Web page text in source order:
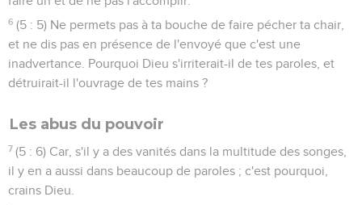
6 (5 : 5) Ne permets pas à ta bouche de faire pécher ta chair,
et ne dis pas en présence de l'envoyé que c'est une
inadvertance. Pourquoi Dieu s'irriterait-il de tes paroles, et
détruirait-il l'ouvrage de tes mains ?
Les abus du pouvoir
7 (5 : 6) Car, s'il y a des vanités dans la multitude des songes,
il y en a aussi dans beaucoup de paroles ; c'est pourquoi,
crains Dieu.